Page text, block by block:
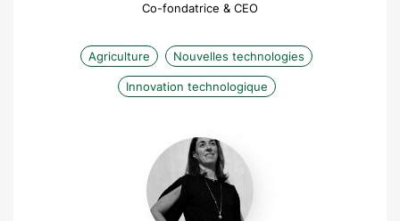
Co-fondatrice & CEO
Agriculture Nouvelles technologies
Innovation technologique
Bénédicte
Laurent